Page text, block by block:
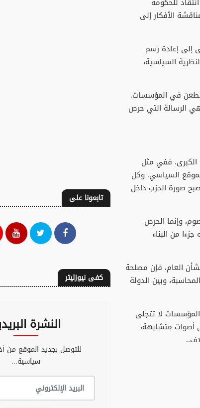
الأفكار إلى
إلى إعادة رسم
السياسية،
الطعن في المؤسسات.
الرسالة التي حرص
الكبرى. ففي مثل
السياسي. وكل
صورة الحزب داخل
وإنما الحرص
من البناء
العام، فإن مصلحة
وبين الدولة
المؤسسات لا تتجلى
أصوات متشابهة،
تابعونا على
كفى نيوزليتر
النشرة
للتوصل بجديد الموقع من
سياسية...